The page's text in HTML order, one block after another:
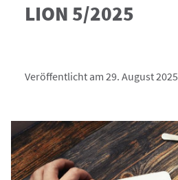
LION 5/2025
Veröffentlicht am 29. August 2025